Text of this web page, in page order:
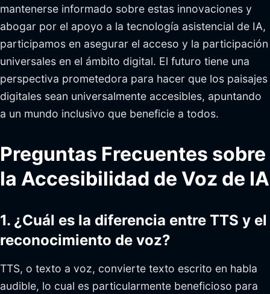
mantenerse informado sobre estas innovaciones y
abogar por el apoyo a la tecnología asistencial de IA,
participamos en asegurar el acceso y la participación
universales en el ámbito digital. El futuro tiene una
perspectiva prometedora para hacer que los paisajes
digitales sean universalmente accesibles, apuntando
a un mundo inclusivo que beneficie a todos.
Preguntas Frecuentes sobre
la Accesibilidad de Voz de IA
1. ¿Cuál es la diferencia entre TTS y el
reconocimiento de voz?
TTS, o texto a voz, convierte texto escrito en habla
audible, lo cual es particularmente beneficioso para